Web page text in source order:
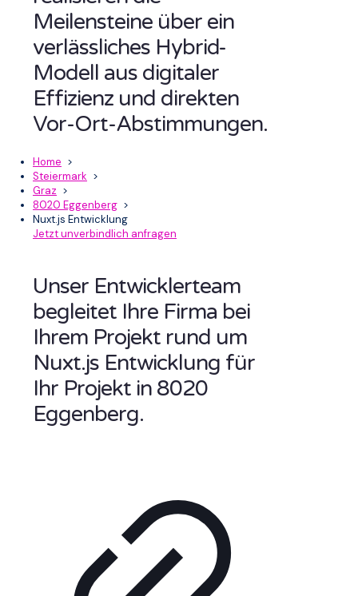
Meilensteine über ein
verlässliches Hybrid-
Modell aus digitaler
Effizienz und direkten
Vor-Ort-Abstimmungen.
Home >
Steiermark >
Graz >
8020 Eggenberg >
Nuxt.js Entwicklung
Jetzt unverbindlich anfragen
Unser Entwicklerteam
begleitet Ihre Firma bei
Ihrem Projekt rund um
Nuxt.js Entwicklung für
Ihr Projekt in 8020
Eggenberg.